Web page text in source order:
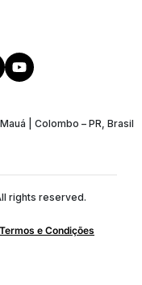
| Colombo – PR, Brasil
rights reserved.
Termos e Condições